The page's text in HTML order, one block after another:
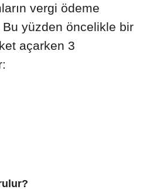
vergi ödeme
Bu yüzden öncelikle bir
açarken 3